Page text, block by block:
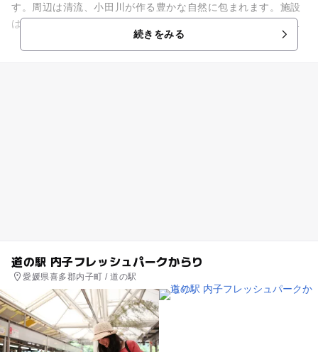
す。周辺は清流、小田川が作る豊かな自然に包まれます。施設
は、地元特産の木材をふんだんに使った木造の建物で、木の香
りが漂います。特産物販売...続きをみる
道の駅 内子フレッシュパークからり
愛媛県喜多郡内子町 / 道の駅